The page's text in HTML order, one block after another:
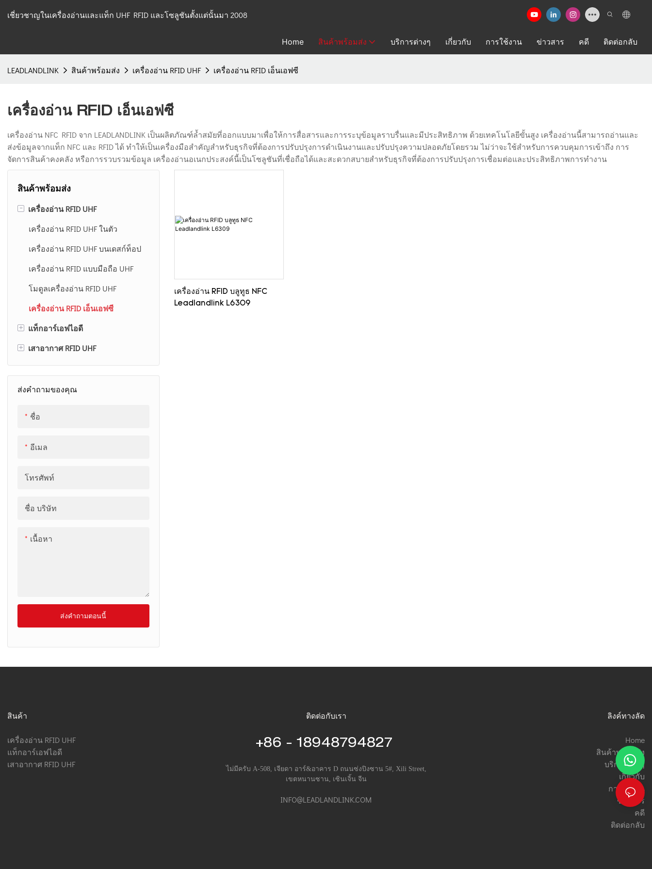
เชี่ยวชาญในเครื่องอ่านและแท็ก UHF RFID และโซลูชันตั้งแต่นั้นมา 2008
Home สินค้าพร้อมส่ง บริการต่างๆ เกี่ยวกับ การใช้งาน ข่าวสาร คดี ติดต่อกลับ
LEADLANDLINK สินค้าพร้อมส่ง เครื่องอ่าน RFID UHF เครื่องอ่าน RFID เอ็นเอฟซี
เครื่องอ่าน RFID เอ็นเอฟซี
เครื่องอ่าน NFC RFID จาก LEADLANDLINK เป็นผลิตภัณฑ์ล้ำสมัยที่ออกแบบมาเพื่อให้การสื่อสารและการระบุข้อมูลราบรื่นและมีประสิทธิภาพ ด้วยเทคโนโลยีขั้นสูง เครื่องอ่านนี้สามารถอ่านและ
ส่งข้อมูลจากแท็ก NFC และ RFID ได้ ทำให้เป็นเครื่องมือสำคัญสำหรับธุรกิจที่ต้องการปรับปรุงการดำเนินงานและปรับปรุงความปลอดภัยโดยรวม ไม่ว่าจะใช้สำหรับการควบคุมการเข้าถึง การ
จัดการสินค้าคงคลัง หรือการรวบรวมข้อมูล เครื่องอ่านอเนกประสงค์นี้เป็นโซลูชันที่เชื่อถือได้และสะดวกสบายสำหรับธุรกิจที่ต้องการปรับปรุงการเชื่อมต่อและประสิทธิภาพการทำงาน
สินค้าพร้อมส่ง
-
เครื่องอ่าน RFID UHF
เครื่องอ่าน RFID UHF ในตัว
เครื่องอ่าน RFID UHF บนเดสก์ท็อป
เครื่องอ่าน RFID แบบมือถือ UHF
โมดูลเครื่องอ่าน RFID UHF
เครื่องอ่าน RFID เอ็นเอฟซี
+ แท็กอาร์เอฟไอดี
ฉลากแท็ก RFID UHF
การ์ดยูเอชเอฟอาร์เอฟไอดี
แท็ก RFID ต่อต้านโลหะ
+ เสาอากาศ RFID UHF
เสาอากาศ RFID 12dBi UHF
เสาอากาศ RFID 8dBi UHF
ส่งคำถามของคุณ
ชื่อ
อีเมล
โทรศัพท์
ชื่อ บริษัท
เนื้อหา
ส่งคำถามตอนนี้
เครื่องอ่าน RFID บลูทูธ NFC
Leadlandlink L6309
สินค้า
เครื่องอ่าน RFID UHF
แท็กอาร์เอฟไอดี
เสาอากาศ RFID UHF
ติดต่อกับเรา
+86 - 18948794827
ไม่มีครับ A-508, เจียดา อาร์&อาคาร D ถนนซ่งปิงซาน 5#, Xili Street,
เขตหนานซาน, เซินเจิ้น จีน
INFO@LEADLANDLINK.COM
ลิงค์ทางลัด
Home
สินค้าพร้อมส่ง
บริการต่างๆ
เกี่ยวกับ
การใช้งาน
ข่าวสาร
คดี
ติดต่อกลับ